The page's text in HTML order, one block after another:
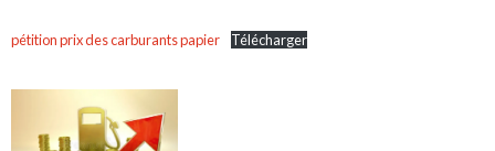
pétition prix des carburants papier Télécharger